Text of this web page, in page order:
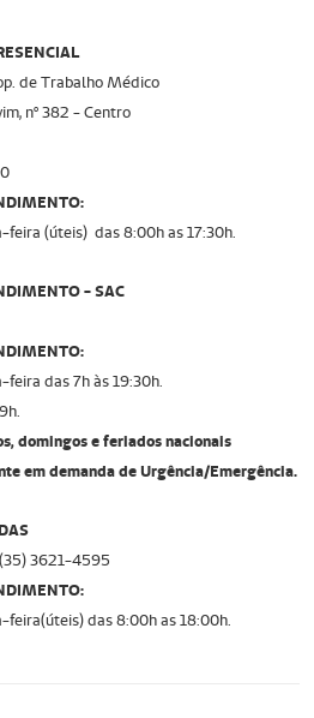
de Trabalho Médico
nº 382 - Centro
feira (úteis) das 8:00h as 17:30h.
- SAC
feira das 7h às 19:30h.
domingos e feriados nacionais
em demanda de Urgência/Emergência.
3621-4595
feira(úteis) das 8:00h as 18:00h.